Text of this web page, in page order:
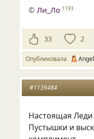
©Ли_Ло 1193
33 2
Опубликовала
#1139484
Настоящая
Пустышки и